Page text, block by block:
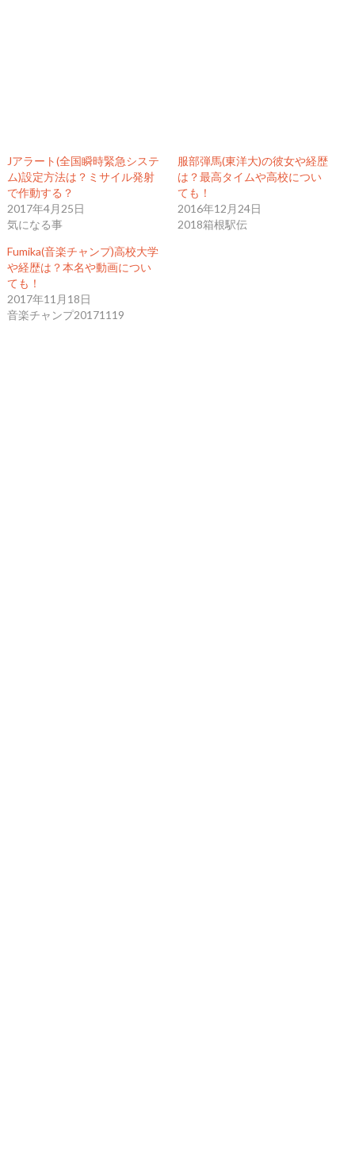
Jアラート(全国瞬時緊急システ
ム)設定方法は？ミサイル発射
で作動する？
2017年4月25日
気になる事
服部弾馬(東洋大)の彼女や経歴
は？最高タイムや高校につい
ても！
2016年12月24日
2018箱根駅伝
Fumika(音楽チャンプ)高校大学
や経歴は？本名や動画につい
ても！
2017年11月18日
音楽チャンプ20171119